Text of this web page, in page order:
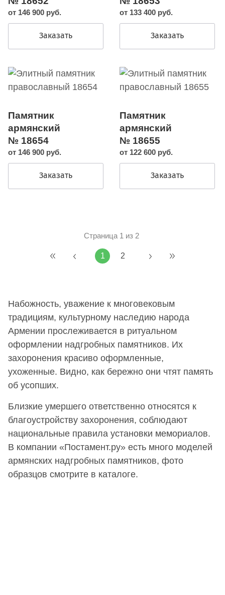
от 146 900 руб.
Заказать
от 133 400 руб.
Заказать
Памятник
армянский
№ 18654
от 146 900 руб.
Заказать
Памятник
армянский
№ 18655
от 122 600 руб.
Заказать
Страница 1 из 2
1 2
Набожность, уважение к многовековым
традициям, культурному наследию народа
Армении прослеживается в ритуальном
оформлении надгробных памятников. Их
захоронения красиво оформленные,
ухоженные. Видно, как бережно они чтят память
об усопших.
Близкие умершего ответственно относятся к
благоустройству захоронения, соблюдают
национальные правила установки мемориалов.
В компании «Постамент.ру» есть много моделей
армянских надгробных памятников, фото
образцов смотрите в каталоге.